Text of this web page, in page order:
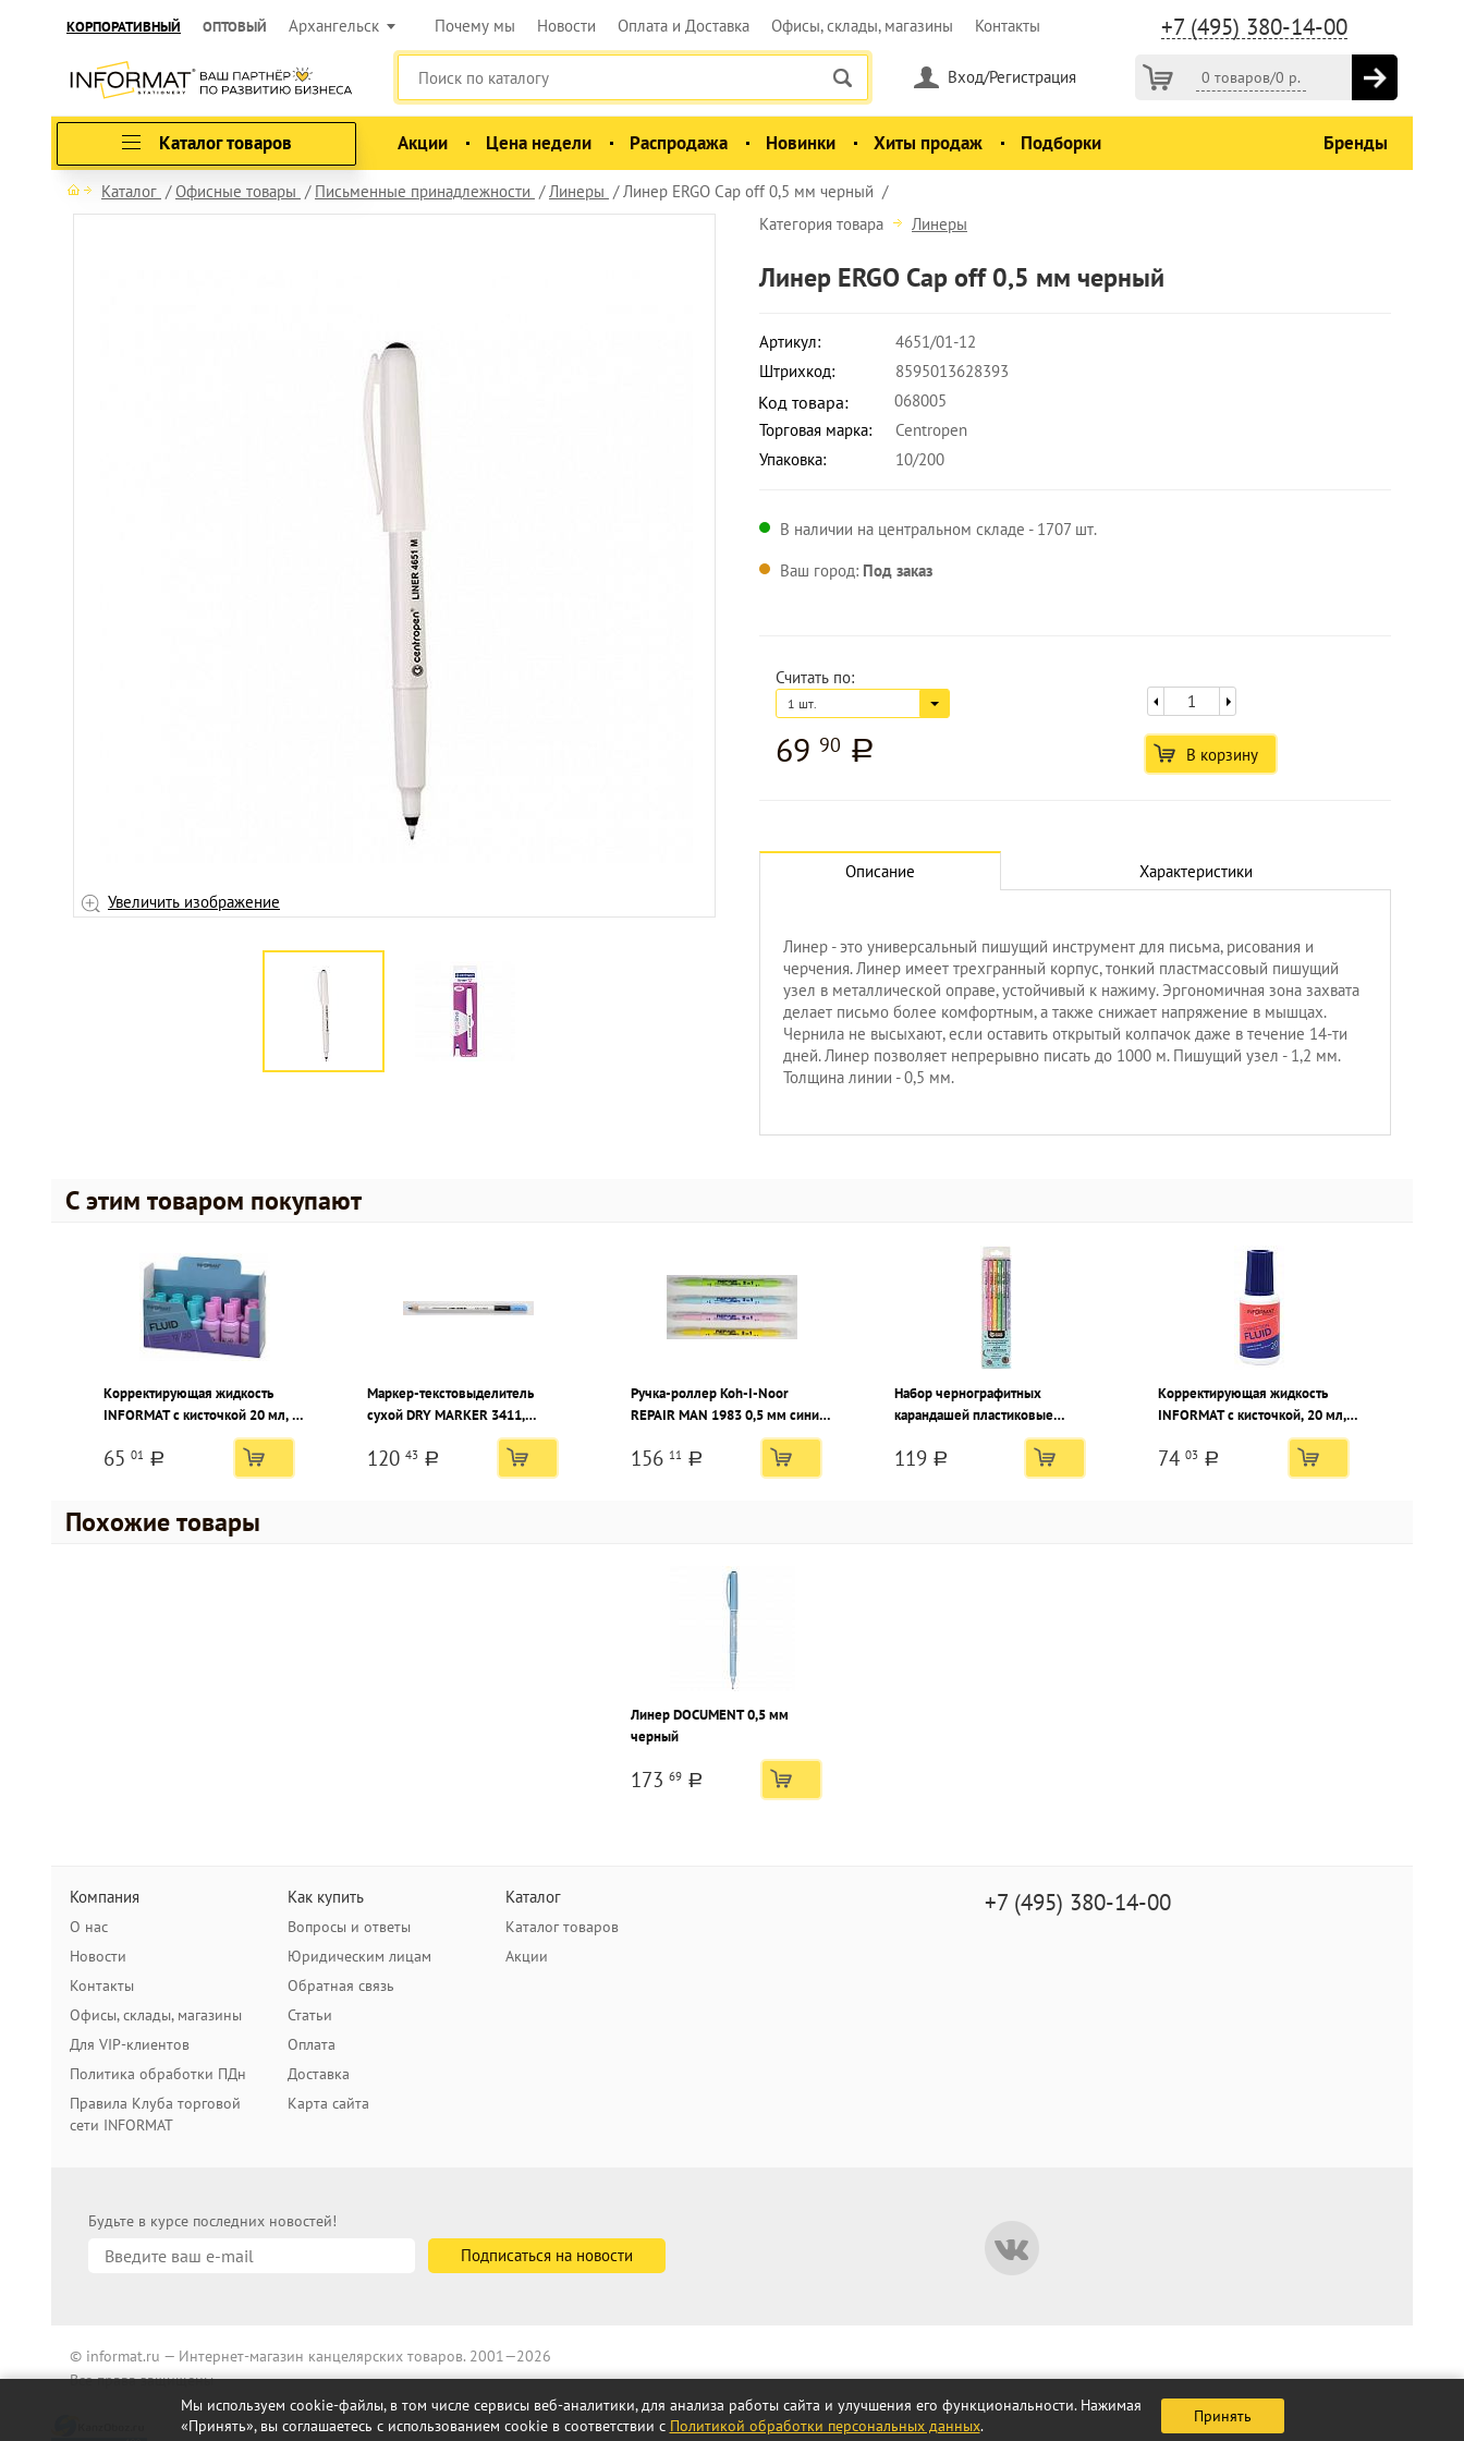
КОРПОРАТИВНЫЙ ОПТОВЫЙ Архангельск +7 (495) 380-14-00
Почему мы Новости Оплата и Доставка Офисы, склады, магазины Контакты
0 товаров/0 р.
Вход/Регистрация
Каталог товаров Акции Цена недели Распродажа Новинки Хиты продаж Подборки Бренды
Каталог Офисные товары Письменные принадлежности Линеры Линер ERGO Cap off 0,5 мм черный
Увеличить изображение
Категория товара Линеры
Линер ERGO Cap off 0,5 мм черный
Артикул:
4651/01-12
Штрихкод:
8595013628393
Код товара:
068005
Торговая марка:
Centropen
Упаковка:
10/200
В наличии на центральном складе - 1707 шт.
Ваш город: Под заказ
Считать по:
1 шт.
69 90 a В корзину
Описание Характеристики
Линер - это универсальный пишущий инструмент для письма, рисования и
черчения. Линер имеет трехгранный корпус, тонкий пластмассовый пишущий
узел в металлической оправе, устойчивый к нажиму. Эргономичная зона захвата
делает письмо более комфортным, а также снижает напряжение в мышцах.
Чернила не высыхают, если оставить открытый колпачок даже в течение 14-ти
дней. Линер позволяет непрерывно писать до 1000 м. Пишущий узел - 1,2 мм.
Толщина линии - 0,5 мм.
С этим товаром покупают
Корректирующая жидкость
INFORMAT с кисточкой 20 мл, на
основе растворителя
65 01 a
Маркер-текстовыделитель
сухой DRY MARKER 3411,
120 43 a
Ручка-роллер Koh-I-Noor
REPAIR MAN 1983 0,5 мм синий
156 11 a
Набор чернографитных
карандашей пластиковые
Schoolformat МОЯ ВСЕЛЕННАЯ
6 шт HB заточенные, круглые,
тонир. корпус, фольга, со
119 a
Корректирующая жидкость
INFORMAT с кисточкой, 20 мл,
74 03 a
Похожие товары
Линер DOCUMENT 0,5 мм
черный
173 69 a
Компания
О нас
Новости
Контакты
Офисы, склады, магазины
Для VIP-клиентов
Политика обработки ПДн
Правила Клуба торговой
сети INFORMAT
Как купить
Вопросы и ответы
Юридическим лицам
Обратная связь
Статьи
Оплата
Доставка
Карта сайта
Каталог
Каталог товаров
Акции
+7 (495) 380-14-00
Будьте в курсе последних новостей!
© informat.ru — Интернет-магазин канцелярских товаров. 2001—2026
Все права защищены
Мы используем cookie-файлы, в том числе сервисы веб-аналитики, для анализа работы сайта и улучшения его функциональности. Нажимая
«Принять», вы соглашаетесь с использованием cookie в соответствии с Политикой обработки персональных данных. Принять